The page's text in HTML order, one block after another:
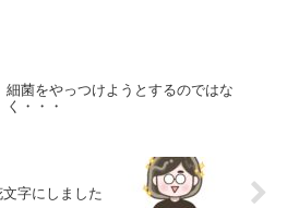
細菌をやっつけようとするのではな
く・・・
字にしました